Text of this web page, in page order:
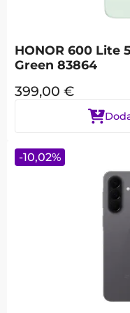
HONOR 600 Lite
Green 83864
399,00 €
-10,02%